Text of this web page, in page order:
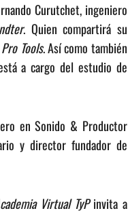
Curutchet, ingeniero
. Quien compartirá su
Pro Tools. Así como también
a cargo del estudio de
en Sonido & Productor
y director fundador de
Virtual TyPinvita a